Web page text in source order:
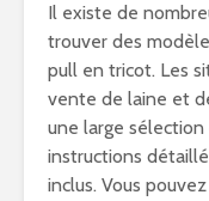
Il existe de
trouver des
pull en tricot. Les
vente de laine et
une large
instructions
inclus. Vous